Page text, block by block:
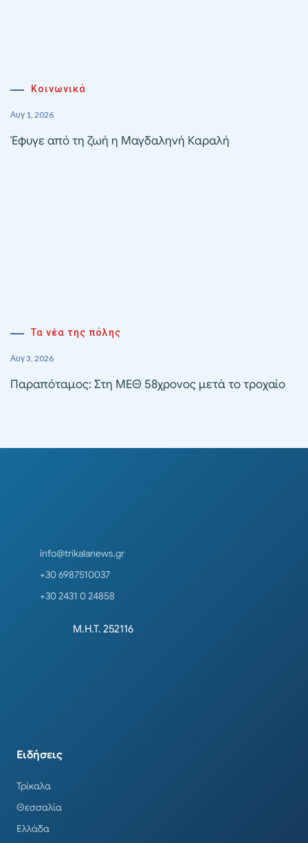
Κοινωνικά
Αυγ 1, 2026
Έφυγε από τη ζωή η Μαγδαληνή Καραλή
Τα νέα της πόλης
Αυγ 3, 2026
Παραπόταμος: Στη ΜΕΘ 58χρονος μετά το τροχαίο
info@trikalanews.gr
+30 6987510037
+30 2431 0 24858
Μ.Η.Τ. 252116
Ειδήσεις
Τρίκαλα
Θεσσαλία
Ελλάδα